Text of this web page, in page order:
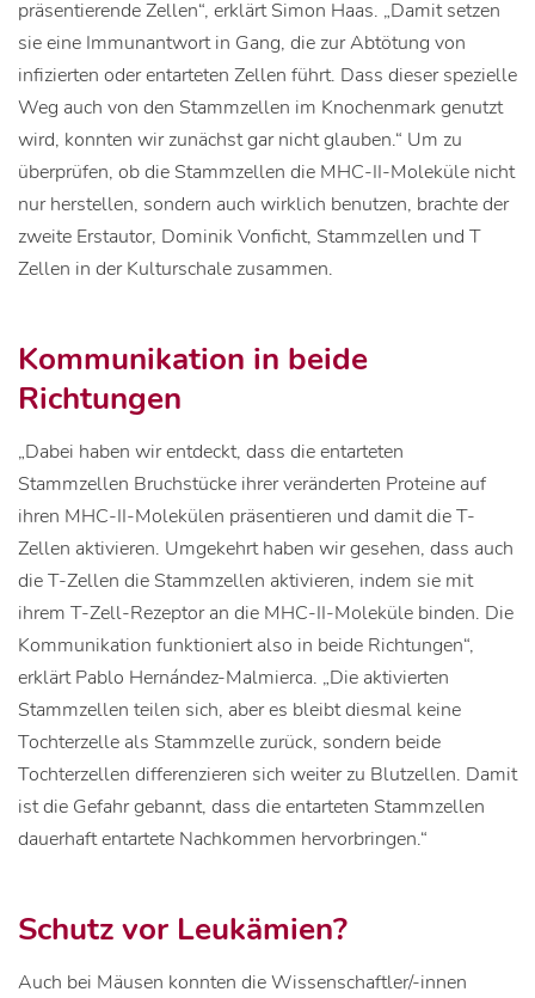
präsentierende Zellen“, erklärt Simon Haas. „Damit setzen
sie eine Immunantwort in Gang, die zur Abtötung von
infizierten oder entarteten Zellen führt. Dass dieser spezielle
Weg auch von den Stammzellen im Knochenmark genutzt
wird, konnten wir zunächst gar nicht glauben.“ Um zu
überprüfen, ob die Stammzellen die MHC-II-Moleküle nicht
nur herstellen, sondern auch wirklich benutzen, brachte der
zweite Erstautor, Dominik Vonficht, Stammzellen und T
Zellen in der Kulturschale zusammen.
Kommunikation in beide
Richtungen
„Dabei haben wir entdeckt, dass die entarteten
Stammzellen Bruchstücke ihrer veränderten Proteine auf
ihren MHC-II-Molekülen präsentieren und damit die T-
Zellen aktivieren. Umgekehrt haben wir gesehen, dass auch
die T-Zellen die Stammzellen aktivieren, indem sie mit
ihrem T-Zell-Rezeptor an die MHC-II-Moleküle binden. Die
Kommunikation funktioniert also in beide Richtungen“,
erklärt Pablo Hernández-Malmierca. „Die aktivierten
Stammzellen teilen sich, aber es bleibt diesmal keine
Tochterzelle als Stammzelle zurück, sondern beide
Tochterzellen differenzieren sich weiter zu Blutzellen. Damit
ist die Gefahr gebannt, dass die entarteten Stammzellen
dauerhaft entartete Nachkommen hervorbringen.“
Schutz vor Leukämien?
Auch bei Mäusen konnten die Wissenschaftler/-innen